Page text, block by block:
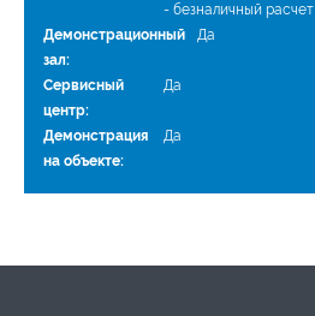
- безналичный расчет
Демонстрационный
зал:
Да
Сервисный
центр:
Да
Демонстрация
на объекте:
Да